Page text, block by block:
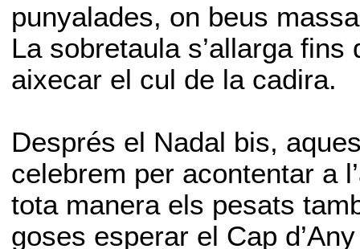
punyalades, on beus
La sobretaula s’allarga
aixecar el cul de la cadira.
Després el Nadal bis,
celebrem per acontentar a
tota manera els pesats
goses esperar el Cap